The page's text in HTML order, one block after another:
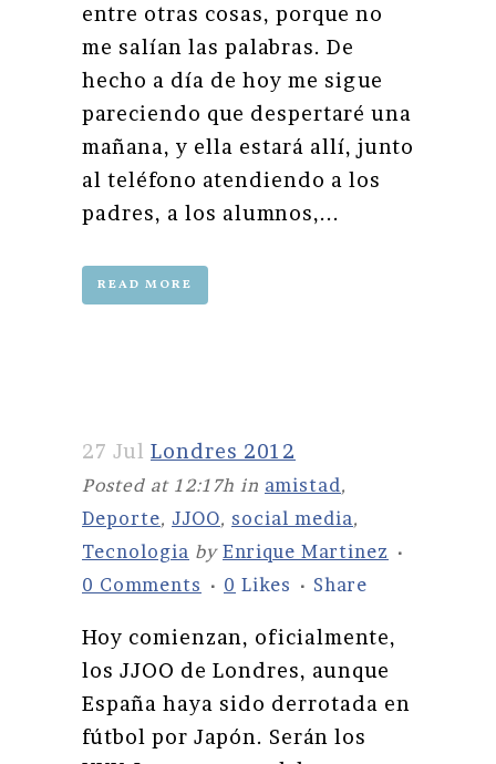
entre otras cosas, porque no
me salían las palabras. De
hecho a día de hoy me sigue
pareciendo que despertaré una
mañana, y ella estará allí, junto
al teléfono atendiendo a los
padres, a los alumnos,...
READ MORE
27 Jul Londres 2012
Posted at 12:17h in amistad,
Deporte, JJOO, social media,
Tecnologia by Enrique Martinez
0 Comments
0 Likes Share
Hoy comienzan, oficialmente,
los JJOO de Londres, aunque
España haya sido derrotada en
fútbol por Japón. Serán los